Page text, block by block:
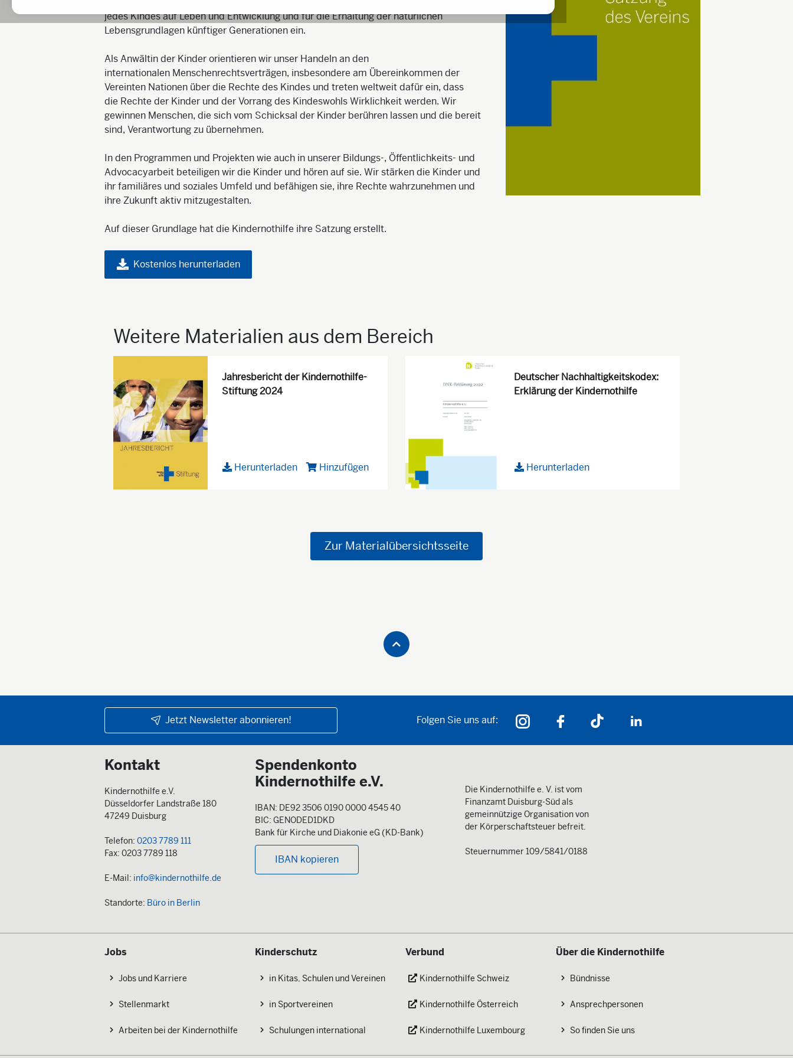
jedes Kindes auf Leben und Entwicklung und für die Erhaltung der natürlichen
Lebensgrundlagen künftiger Generationen ein.
Als Anwältin der Kinder orientieren wir unser Handeln an den
internationalen Menschenrechtsverträgen, insbesondere am Übereinkommen der
Vereinten Nationen über die Rechte des Kindes und treten weltweit dafür ein, dass
die Rechte der Kinder und der Vorrang des Kindeswohls Wirklichkeit werden. Wir
gewinnen Menschen, die sich vom Schicksal der Kinder berühren lassen und die bereit
sind, Verantwortung zu übernehmen.
In den Programmen und Projekten wie auch in unserer Bildungs-, Öffentlichkeits- und
Advocacyarbeit beteiligen wir die Kinder und hören auf sie. Wir stärken die Kinder und
ihr familiäres und soziales Umfeld und befähigen sie, ihre Rechte wahrzunehmen und
ihre Zukunft aktiv mitzugestalten.
Auf dieser Grundlage hat die Kindernothilfe ihre Satzung erstellt.
Kostenlos herunterladen
Weitere Materialien aus dem Bereich
Jahresbericht der Kindernothilfe-
Stiftung 2024
Herunterladen Hinzufügen
Deutscher Nachhaltigkeitskodex:
Erklärung der Kindernothilfe
Herunterladen
Zur Materialübersichtsseite
Jetzt Newsletter abonnieren! Folgen Sie uns auf:
Kontakt
Kindernothilfe e.V.
Düsseldorfer Landstraße 180
47249 Duisburg
Telefon: 0203 7789 111
Fax: 0203 7789 118
E-Mail: info@kindernothilfe.de
Standorte: Büro in Berlin
Spendenkonto
Kindernothilfe e.V.
IBAN: DE92 3506 0190 0000 4545 40
BIC: GENODED1DKD
Bank für Kirche und Diakonie eG (KD-Bank)
IBAN kopieren
Die Kindernothilfe e. V. ist vom
Finanzamt Duisburg-Süd als
gemeinnützige Organisation von
der Körperschaftsteuer befreit.
Steuernummer 109/5841/0188
Jobs
Jobs und Karriere
Stellenmarkt
Arbeiten bei der Kindernothilfe
Kinderschutz
in Kitas, Schulen und Vereinen
in Sportvereinen
Schulungen international
Verbund
Kindernothilfe Schweiz
Kindernothilfe Österreich
Kindernothilfe Luxembourg
Über die Kindernothilfe
Bündnisse
Ansprechpersonen
So finden Sie uns